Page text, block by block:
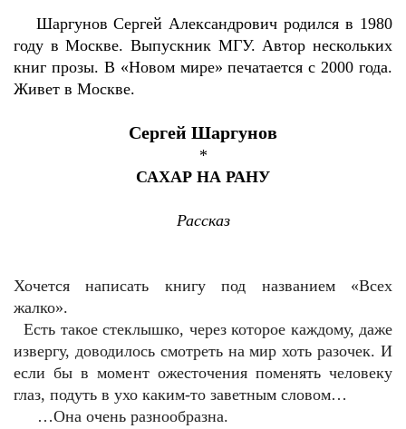
Шаргунов Сергей Александрович родился в 1980
году в Москве. Выпускник МГУ. Автор нескольких
книг прозы. В «Новом мире» печатается с 2000 года.
Живет в Москве.
Сергей Шаргунов
*
САХАР НА РАНУ
Рассказ
Хочется написать книгу под названием «Всех
жалко».
Есть такое стеклышко, через которое каждому, даже
извергу, доводилось смотреть на мир хоть разочек. И
если бы в момент ожесточения поменять человеку
глаз, подуть в ухо каким-то заветным словом…
…Она очень разнообразна.